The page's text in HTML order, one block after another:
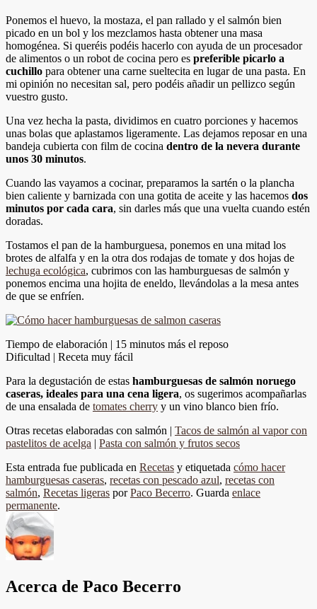
Ponemos el huevo, la mostaza, el pan rallado y el salmón bien
picado en un bol y los mezclamos hasta obtener una masa
homogénea. Si queréis podéis hacerlo con ayuda de un procesador
de alimentos o un robot de cocina pero es preferible picarlo a
cuchillo para obtener una carne sueltecita en lugar de una pasta. En
mi opinión no necesitan sal, pero podéis añadir un pellizco según
vuestro gusto.
Una vez hecha la pasta, dividimos en cuatro porciones y hacemos
unas bolas que aplastamos ligeramente. Las dejamos reposar en una
bandeja cubierta con film de cocina dentro de la nevera durante
unos 30 minutos.
Cuando las vayamos a cocinar, preparamos la sartén o la plancha
bien caliente y barnizada con una gotita de aceite y las hacemos dos
minutos por cada cara, sin darles más que una vuelta cuando estén
doradas.
Tostamos el pan de la hamburguesa, ponemos en una mitad los
brotes de alfalfa y en la otra dos rodajas de tomate y dos hojas de
lechuga ecológica, cubrimos con las hamburguesas de salmón y
ponemos encima una hojita de eneldo, llevándolas a la mesa antes
de que se enfríen.
Tiempo de elaboración | 15 minutos más el reposo
Dificultad | Receta muy fácil
Para la degustación de estas hamburguesas de salmón noruego
caseras, ideales para una cena ligera, os sugerimos acompañarlas
de una ensalada de tomates cherry y un vino blanco bien frío.
Otras recetas elaboradas con salmón | Tacos de salmón al vapor con
pastelitos de acelga | Pasta con salmón y frutos secos
Esta entrada fue publicada en Recetas y etiquetada cómo hacer
hamburguesas caseras, recetas con pescado azul, recetas con
salmón, Recetas ligeras porPaco Becerro. Guarda enlace
permanente.
Acerca de Paco Becerro